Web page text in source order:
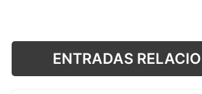
ENTRADAS